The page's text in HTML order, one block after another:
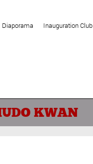
Diaporama Inauguration
KWAN